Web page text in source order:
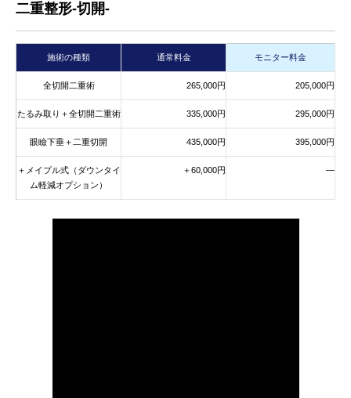
二重整形-切開-
施術の種類 通常料金 モニター料金
全切開二重術 265,000円 205,000円
たるみ取り＋全切開二重術 335,000円 295,000円
眼瞼下垂＋二重切開 435,000円 395,000円
＋メイプル式（ダウンタイ
ム軽減オプション）
＋60,000円 —